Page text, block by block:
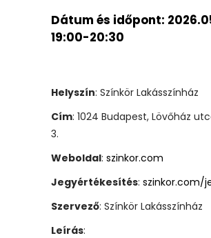
Dátum és időpont:
19:00-20:30
Helyszín: Színkör Lakásszínház
Cím: 1024 Budapest, Lövőház
3.
Weboldal: szinkor.com
Jegyértékesítés: szinkor.com/
Szervező: Színkör Lakásszínház
Leírás: